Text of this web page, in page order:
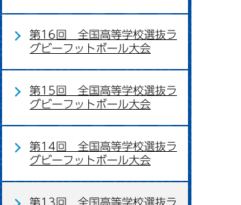
第16回 全国高等学校選抜ラ
グビーフットボール大会
第15回 全国高等学校選抜ラ
グビーフットボール大会
第14回 全国高等学校選抜ラ
グビーフットボール大会
第13回 全国高等学校選抜ラ